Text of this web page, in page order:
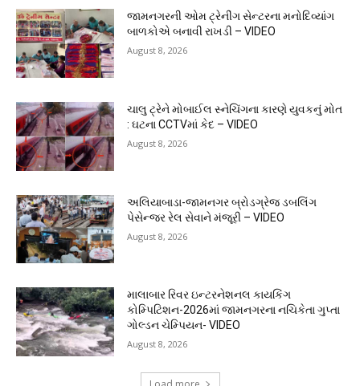
જામનગરની ઓમ ટ્રેનીંગ સેન્ટરના મનોદિવ્યાંગ
બાળકોએ બનાવી રાખડી – VIDEO
August 8, 2026
ચાલુ ટ્રેને મોબાઈલ સ્નેચિંગના કારણે યુવકનું મોત
: ઘટના CCTVમાં કેદ – VIDEO
August 8, 2026
અલિયાબાડા-જામનગર બ્રોડગ્રેજ ડબલિંગ
પેસેન્જર રેલ સેવાને મંજૂરી – VIDEO
August 8, 2026
માલાબાર રિવર ઇન્ટરનેશનલ કાયકિંગ
કોમ્પિટિશન-2026માં જામનગરના નચિકેતા ગુપ્તા
ગોલ્ડન ચેમ્પિયન- VIDEO
August 8, 2026